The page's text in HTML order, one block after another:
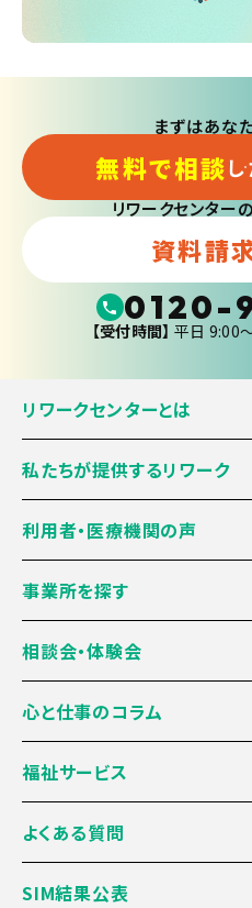
まずはあな
無料で相談
リワークセンター
資料請
0120-
【受付時間】 平日 9:00
リワークセンターとは
私たちが提供するリワーク
利用者・医療機関の声
事業所を探す
相談会・体験会
心と仕事のコラム
福祉サービス
よくある質問
SIM結果公表